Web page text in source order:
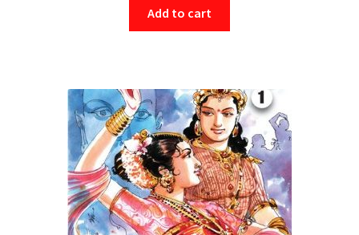
Add to cart